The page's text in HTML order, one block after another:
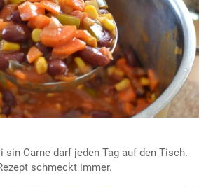
sin Carne darf jeden Tag auf den Tisch.
schmeckt immer.